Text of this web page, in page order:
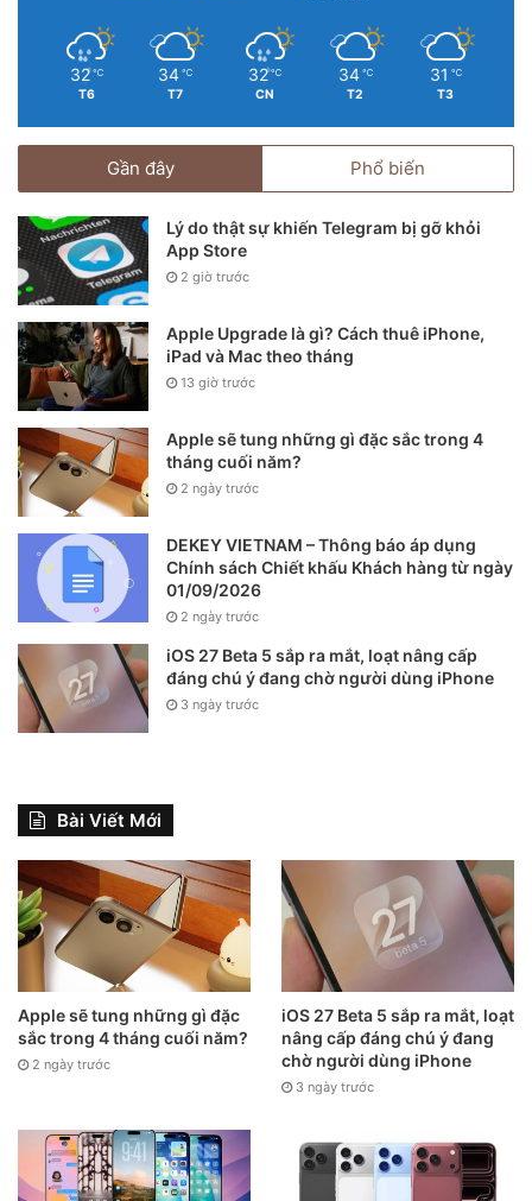
32 ℃
T6
34 ℃
T7
32 ℃
CN
34 ℃
T2
31 ℃
T3
Gần đây Phổ biến
Lý do thật sự khiến Telegram bị gỡ khỏi
App Store
2 giờ trước
Apple Upgrade là gì? Cách thuê iPhone,
iPad và Mac theo tháng
13 giờ trước
Apple sẽ tung những gì đặc sắc trong 4
tháng cuối năm?
2 ngày trước
DEKEY VIETNAM – Thông báo áp dụng
Chính sách Chiết khấu Khách hàng từ ngày
01/09/2026
2 ngày trước
iOS 27 Beta 5 sắp ra mắt, loạt nâng cấp
đáng chú ý đang chờ người dùng iPhone
3 ngày trước
Bài Viết Mới
Apple sẽ tung những gì đặc
sắc trong 4 tháng cuối năm?
2 ngày trước
iOS 27 Beta 5 sắp ra mắt, loạt
nâng cấp đáng chú ý đang
chờ người dùng iPhone
3 ngày trước